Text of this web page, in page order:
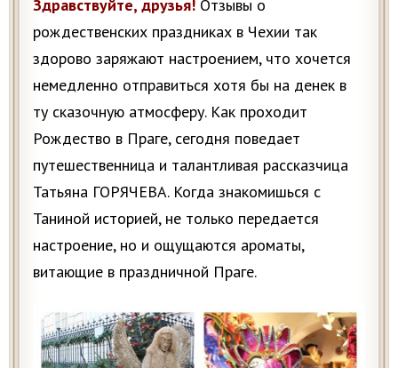
Здравствуйте, друзья! Отзывы о
рождественских праздниках в Чехии так
здорово заряжают настроением, что хочется
немедленно отправиться хотя бы на денек в
ту сказочную атмосферу. Как проходит
Рождество в Праге, сегодня поведает
путешественница и талантливая рассказчица
Татьяна ГОРЯЧЕВА. Когда знакомишься с
Таниной историей, не только передается
настроение, но и ощущаются ароматы,
витающие в праздничной Праге.